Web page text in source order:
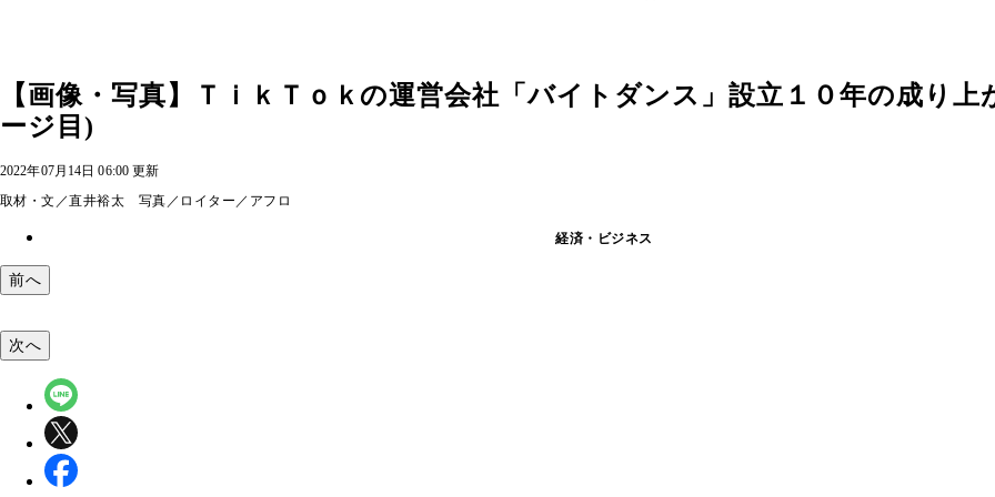
【画像・写真】ＴｉｋＴｏｋの運営会社「バイトダンス」設立１０年の成り上
ージ目)
2022年07月14日 06:00 更新
取材・文／直井裕太 写真／ロイター／アフロ
経済・ビジネス
前へ
次へ